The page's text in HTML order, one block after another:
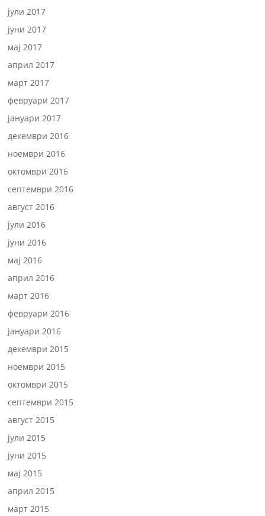
јули 2017
јуни 2017
мај 2017
април 2017
март 2017
февруари 2017
јануари 2017
декември 2016
ноември 2016
октомври 2016
септември 2016
август 2016
јули 2016
јуни 2016
мај 2016
април 2016
март 2016
февруари 2016
јануари 2016
декември 2015
ноември 2015
октомври 2015
септември 2015
август 2015
јули 2015
јуни 2015
мај 2015
април 2015
март 2015